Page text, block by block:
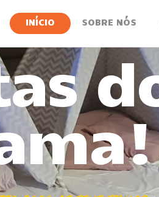
INÍCIO SOBRE NÓS